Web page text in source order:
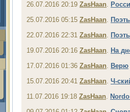
26.07.2016 20:19 ZasHaan.
25.07.2016 05:15 ZasHaan.
22.07.2016 22:31 ZasHaan.
19.07.2016 20:16 ZasHaan. На
17.07.2016 01:36 ZasHaan. Верю
15.07.2016 20:41 ZasHaan. Ч-
11.07.2016 19:18 ZasHaan.